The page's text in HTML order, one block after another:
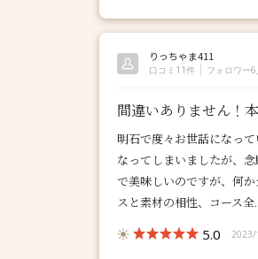
りっちゃま411
口コミ11件 フォロワー6
間違いありません！
明石で度々お世話になっ
なってしまいましたが、
で美味しいのですが、何
スと素材の相性、コース全
5.0 2023/